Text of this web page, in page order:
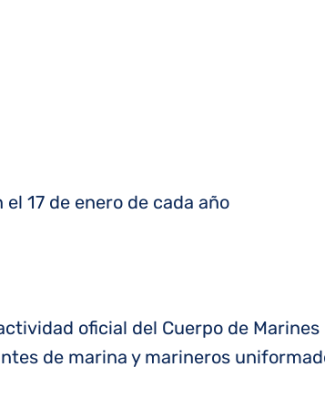
17 de enero de cada año
oficial del Cuerpo de Marines
de marina y marineros